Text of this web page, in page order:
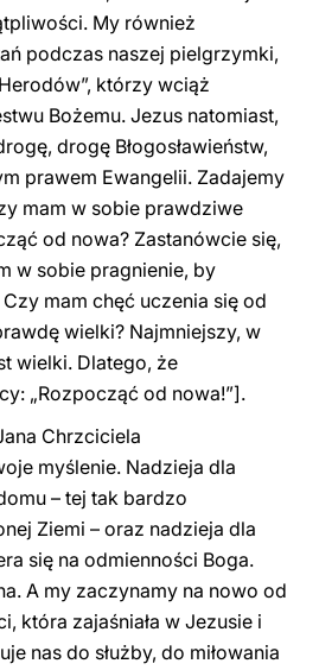
My również
podczas naszej pielgrzymki,
którzy wciąż
Bożemu. Jezus natomiast,
drogę Błogosławieństw,
prawem Ewangelii. Zadajemy
mam w sobie prawdziwe
od nowa? Zastanówcie się,
w sobie pragnienie, by
mam chęć uczenia się od
wielki? Najmniejszy, w
wielki. Dlatego, że
„Rozpocząć od nowa!”].
Chrzciciela
myślenie. Nadzieja dla
– tej tak bardzo
Ziemi – oraz nadzieja dla
się na odmienności Boga.
A my zaczynamy na nowo od
która zajaśniała w Jezusie i
nas do służby, do miłowania